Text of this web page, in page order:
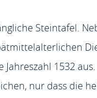
Steintafel.
1532
nur dass die